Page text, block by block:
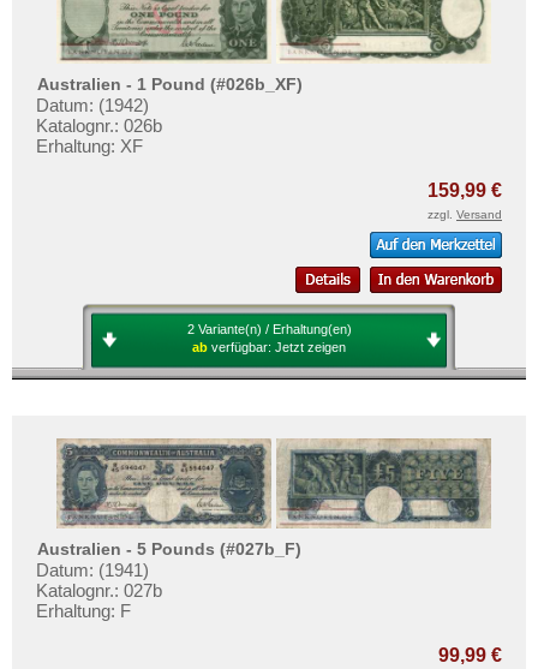
Samoa
Tahiti
Tonga
Vanuatu
Testbanknoten
Banknotenbriefe
Kataloge
Aufbewahrung
Gutscheine
Informationen
Preislisten
Ankauf
Gratisbanknoten
FAQ
Mehr über...
Zahlungsbedingungen
Privatsphäre und Datenschutz
Australien - 1 Pound (#026b_XF)
Datum: (1942)
Katalognr.: 026b
Erhaltung: XF
159,99 €
zzgl. Versand
2 Variante(n) / Erhaltung(en)
ab verfügbar: Jetzt zeigen
Australien - 5 Pounds (#027b_F)
Datum: (1941)
Katalognr.: 027b
Erhaltung: F
99,99 €